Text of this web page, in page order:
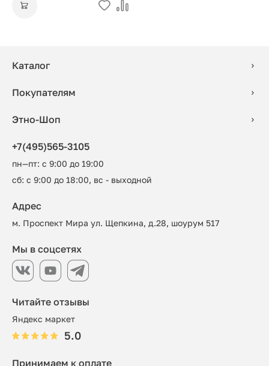
Каталог
Покупателям
Этно-Шоп
+7(495)565-3105
пн—пт: с 9:00 до 19:00
сб: с 9:00 до 18:00, вс - выходной
Читайте отзывы
Яндекс маркет
5.0
Адрес
м. Проспект Мира ул. Щепкина, д.28, шоурум 517
Принимаем к оплате
Мы в соцсетях